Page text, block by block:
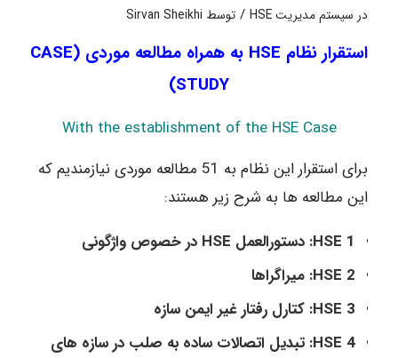
در سیستم مدیریت HSE / توسط Sirvan Sheikhi
استقرار نظام HSE به همراه مطالعه موردی (CASE
STUDY)
With the establishment of the HSE Case
برای استقرار این نظام به 51 مطالعه موردی نیازمندیم که
این مطالعه ها به شرح زیر هستند:
HSE 1: دستورالعمل HSE در خصوص واژگونی
HSE 2: میراگراها
HSE 3: کتارل رفتار غیر ایمن سازه
HSE 4: تبدیل اتصالات ساده به صلب در سازه های